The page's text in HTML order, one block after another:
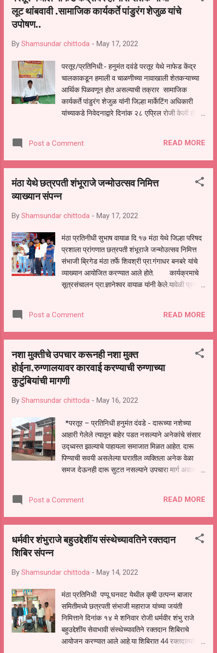
अहिल्याबाई होळकर यांच्या जयंती निमित्ताने 31 मे रोजी
परतूर येथे 3 जून रोजी कार्यक्रम घेण्यात येणार आहे .भव्य
कार्यालयापर्यंत काढण्यात येणार आहे. व शेवटी समारोप सुद्धा
तहसील कार्यालयासमोर होईल या बैठकीला उपस्थित म्हणून.
संयोजक कमिटी . हारेराम माने , शिवाजीराव ...
लूट थांबवावी .सामाजिक कार्यकर्ते पांडुरंग शेजुळ यांचे
उपोषण..
By Shamsundar chittoda - May 17, 2022
परतूर/प्रतिनिधी:- हनुमंत दवंडे परतूर येथे नाफेड केंद्र
चालकाकडून हमाली व चाळणीच्या नावाखाली शेतकऱ्याच्या
आर्थिक पिळवणून होत असल्याची तक्रार सामाजिक
कार्यकर्ते पांडुरंग शेजुळ यांनी जिल्हा मार्केटिंग अधिकारी
यांच्याकडे निवेदनाद्वारे दिनांक २८ एप्रिल रोजी केली होती
शेजुळ यांनी उपविभागीय अधिकारी कार्यालय परतूर समोर
उपोषन सुरू केले असून परतूर येथील नाफेड केंद्र
क्विंटल मागे १५० रुपये घेतलेले पैसे परत करण्यात
यावे,नाफेड केंद्र चालकांच्या संस्थेवर कार्यवाही करून
पाठीशी घालणाऱ्या अधिकाऱ्याची चौकशी करून त्यांच्यावर
शेजुळ यांनी उपोषन सुरू केले आहे. जिल्हा मार्केटिंग
अधिकारी हे परतूर येथील सुरू असलेल्या नाफेड चालकाला
पाठीशी घालत आहे.
Post a Comment READ MORE
मंठा येथे छत्रपती शंभूराजे जन्मोउत्सव निमित्त
व्याख्यान संपन्न
By Shamsundar chittoda - May 17, 2022
मंठा प्रतिनीधी सुभाष वायाळ दि.१७ मंठा येथे जिल्हा परिषद
प्रशाला प्रांगणात छत्रपती शंभूराजे जन्मोउत्सव निमित्त
संभाजी ब्रिगेड मंठा तर्फे शिवश्री प्रा.गंगाधर बनबरे यांचे
व्याख्यान आयोजित करण्यात आले होते. कार्यक्रमाचे
सूत्रसंचालन प्रा.ज्ञानेश्वर वायाळ यांनी केले.यावेळी प्रमुख
करण्यात आले.व कार्यक्रमाचे प्रास्ताविक शिवश्री सोमेश
घारे यांनी केले. शिवश्री सुदर्शन तारक, यांनी छत्रपती
तर शिवश्री प्राध्यापक गंगाधर बनबरे यांनी प्रत्यक्षात
छत्रपती संभाजी महाराज यांच्या जीवन चरित्रावर प्रकाश
टाकताना श्रोत्यांच्या अंगावर शहारे येतील असे प्रसंग
लढाई न हरणारे राजे तसेच आजच्या तरुण पिढीने त्यांचा
संघटना देशामध्ये अस्थिरता निर्माण करत आहेत. परंतु
आजची जी शांतता प्रस्थापित झालेली आहे.ती शांतता द...
Post a Comment READ MORE
नशा मुक्तीचे उपचार करूनही नशा मुक्त
होईना,रुग्णालयावर कारवाई करण्याची रुग्णाच्या
कुटुंबियांची मागणी
By Shamsundar chittoda - May 16, 2022
*परतूर – प्रतिनिधी हनुमंत दंवडे - दारूच्या नशेच्या
आहारी गेलेले त्यातून बाहेर पडत नसल्याने अनेकांचे संसार
उद्ध्वस्त झाल्याचे पाहायला समाजात मिळत आहेत. दारू
पिण्याची सवयी असलेल्या घरातील व्यक्तिला अनेक वेळा
समज देऊनही दारू सुटत नसल्याने उपचारा मार्ग अवलंबला
मागणी परतूर येथील महिलांनी नाशिक येथील महानगर
पालिका आरोग्य अधिकारी यांच्याकडे निवेदनाद्वारे केली
नाशिक शहरातील नेर्लीकर हॉस्पिटल मध्ये नशामुक्त
उपचारासाठी लागणार्‍या खर्च करण्यासाठी घराची परिस्थिति
उपचासाठी लाखो रुपये खर्च केले. मात्र नशामुक्तीचे उपचार
करूनही दारूची सवयी सुटली नसल्याने नियमित दारू पित
असल्याने नातेवाईक हे डॉक्टरांना चौकशी करण्यासाठी गेले
असता नशामुक्त करण्याची हमी...
Post a Comment READ MORE
धर्मवीर शंभुराजे बहुउद्देशींय संस्थेच्यावतिने रक्तदान
शिबिर संपन्न
By Shamsundar chittoda - May 14, 2022
मंठा प्रतिनिधी पप्पू घनवट येथील कृषी उत्पन्न बाजार
समितीमध्ये छत्रपती संभाजी महाराज यांच्या जयंती
निमित्ताने दिनांक १४ मे शनिवार रोजी धर्मवीर शंभु राजे
बहुउद्देशींय सेवाभावी संस्थेच्यावतिने रक्तदान शिबिराचे
आयोजन करण्यात आले आहे.या शिबिरात 44 रक्तदात्यांनी